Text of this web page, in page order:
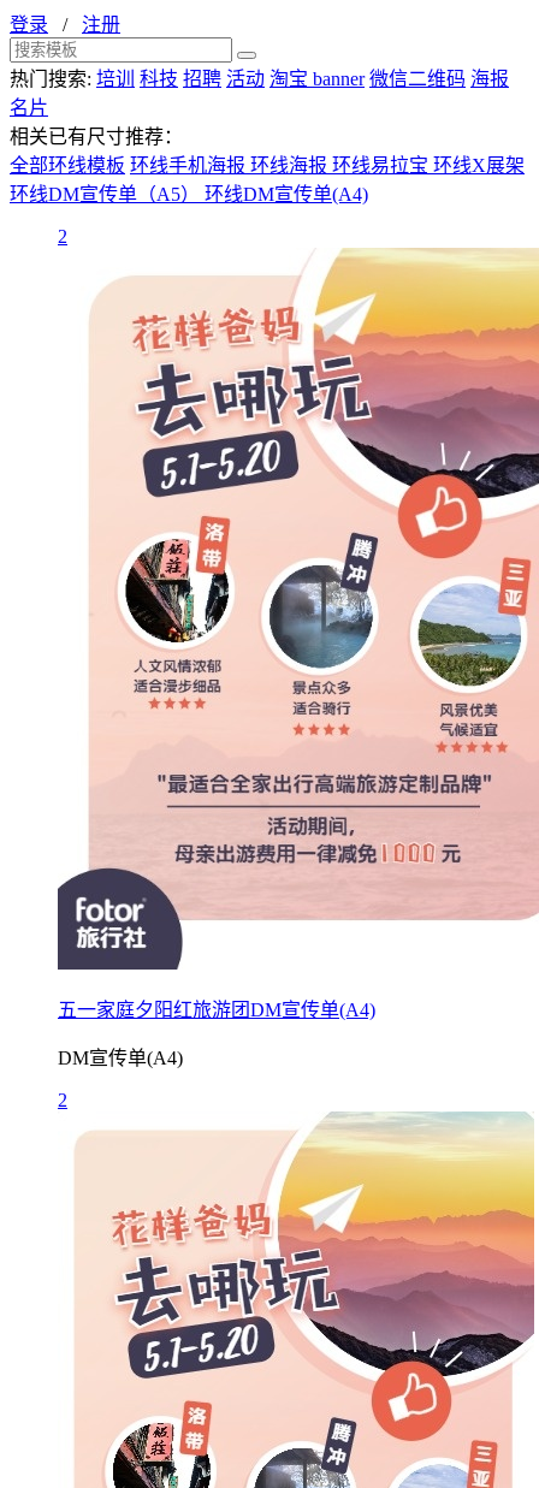
登录 / 注册
热门搜索: 培训 科技 招聘 活动 淘宝 banner 微信二维码 海报
名片
相关已有尺寸推荐：
全部环线模板 环线手机海报 环线海报 环线易拉宝 环线X展架
环线DM宣传单（A5） 环线DM宣传单(A4)
2
五一家庭夕阳红旅游团DM宣传单(A4)
DM宣传单(A4)
2